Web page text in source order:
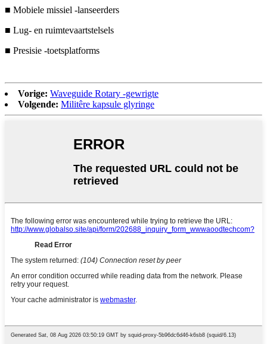
■ Mobiele missiel -lanseerders
■ Lug- en ruimtevaartstelsels
■ Presisie -toetsplatforms
Vorige: Waveguide Rotary -gewrigte
Volgende: Militêre kapsule glyringe